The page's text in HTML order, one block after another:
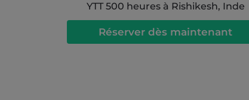
YTT 500 heures à Rishikesh, Inde
Réserver dès maintenant